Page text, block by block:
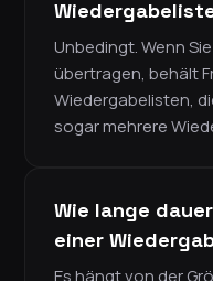
Unbedingt. Wenn
übertragen, behält
Wiedergabelisten,
sogar mehrere
Wie lange
einer